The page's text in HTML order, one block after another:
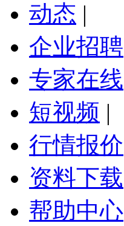
动态 |
企业招聘
专家在线
短视频 |
行情报价
资料下载
帮助中心